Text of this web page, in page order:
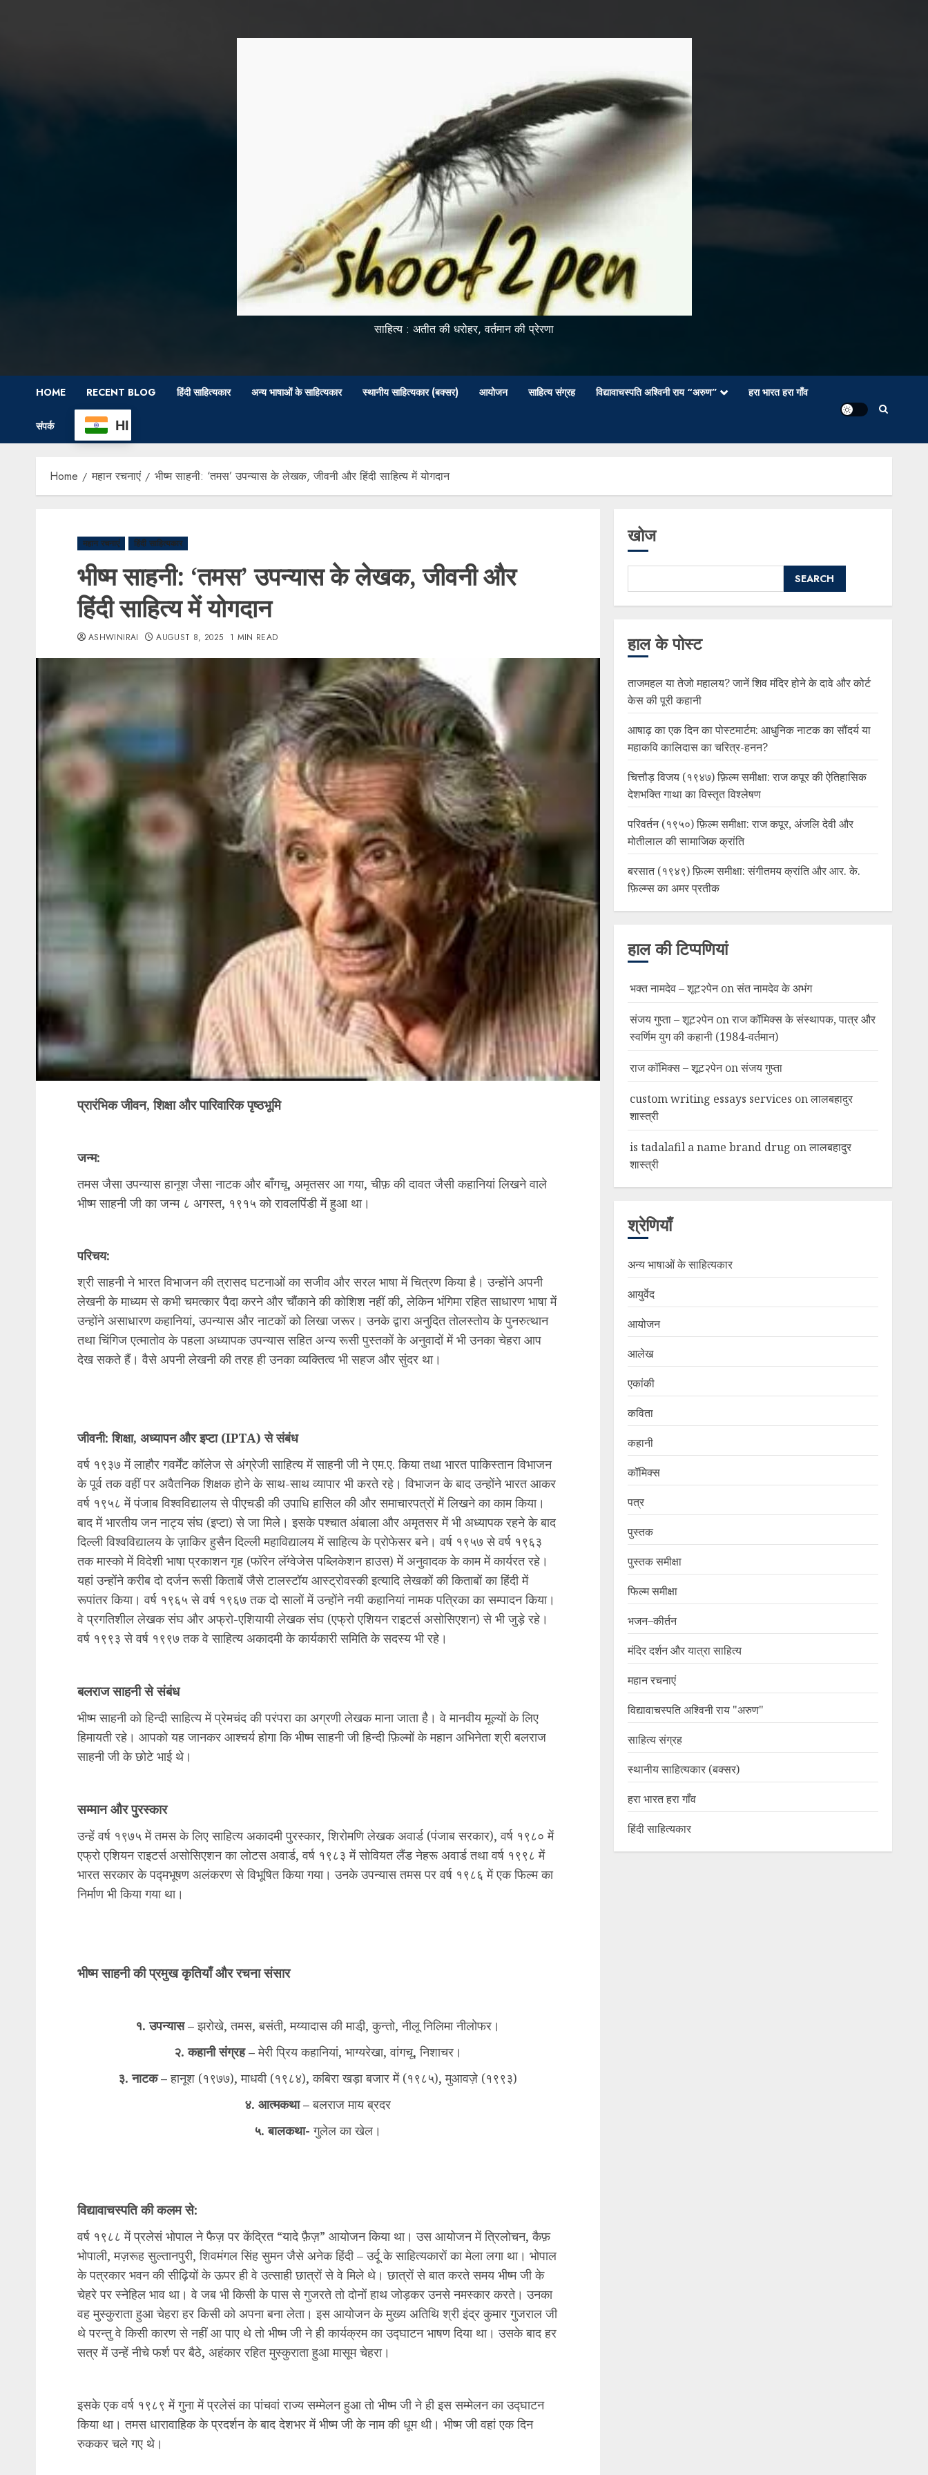
साहित्य : अतीत की धरोहर, वर्तमान की प्रेरणा
HOME RECENT BLOG हिंदी साहित्यकार अन्य भाषाओं के साहित्यकार स्थानीय साहित्यकार (बक्सर) आयोजन साहित्य संग्रह विद्यावाचस्पति अश्विनी राय “अरुण” हरा भारत हरा गाँव
संपर्क HI
Home महान रचनाएं भीष्म साहनी: ‘तमस’ उपन्यास के लेखक, जीवनी और हिंदी साहित्य में योगदान
महान रचनाएं हिंदी साहित्यकार
भीष्म साहनी: ‘तमस’ उपन्यास के लेखक, जीवनी और
हिंदी साहित्य में योगदान
ASHWINIRAI AUGUST 8, 2025 1 MIN READ
प्रारंभिक जीवन, शिक्षा और पारिवारिक पृष्ठभूमि
जन्म:
तमस जैसा उपन्यास हानूश जैसा नाटक और बाँगचू, अमृतसर आ गया, चीफ़ की दावत जैसी कहानियां लिखने वाले
भीष्म साहनी जी का जन्म ८ अगस्त, १९१५ को रावलपिंडी में हुआ था।
परिचय:
श्री साहनी ने भारत विभाजन की त्रासद घटनाओं का सजीव और सरल भाषा में चित्रण किया है। उन्होंने अपनी
लेखनी के माध्यम से कभी चमत्कार पैदा करने और चौंकाने की कोशिश नहीं की, लेकिन भंगिमा रहित साधारण भाषा में
उन्होंने असाधारण कहानियां, उपन्यास और नाटकों को लिखा जरूर। उनके द्वारा अनुदित तोलस्तोय के पुनरुत्थान
तथा चिंगिज एत्मातोव के पहला अध्यापक उपन्यास सहित अन्य रूसी पुस्तकों के अनुवादों में भी उनका चेहरा आप
देख सकते हैं। वैसे अपनी लेखनी की तरह ही उनका व्यक्तित्व भी सहज और सुंदर था।
जीवनी: शिक्षा, अध्यापन और इप्टा (IPTA) से संबंध
वर्ष १९३७ में लाहौर गवर्मेंट कॉलेज से अंग्रेजी साहित्य में साहनी जी ने एम.ए. किया तथा भारत पाकिस्तान विभाजन
के पूर्व तक वहीं पर अवैतनिक शिक्षक होने के साथ-साथ व्यापार भी करते रहे। विभाजन के बाद उन्होंने भारत आकर
वर्ष १९५८ में पंजाब विश्वविद्यालय से पीएचडी की उपाधि हासिल की और समाचारपत्रों में लिखने का काम किया।
बाद में भारतीय जन नाट्य संघ (इप्टा) से जा मिले। इसके पश्चात अंबाला और अमृतसर में भी अध्यापक रहने के बाद
दिल्ली विश्वविद्यालय के ज़ाकिर हुसैन दिल्ली महाविद्यालय में साहित्य के प्रोफेसर बने। वर्ष १९५७ से वर्ष १९६३
तक मास्को में विदेशी भाषा प्रकाशन गृह (फॉरेन लॅग्वेजेस पब्लिकेशन हाउस) में अनुवादक के काम में कार्यरत रहे।
यहां उन्होंने करीब दो दर्जन रूसी किताबें जैसे टालस्टॉय आस्ट्रोवस्की इत्यादि लेखकों की किताबों का हिंदी में
रूपांतर किया। वर्ष १९६५ से वर्ष १९६७ तक दो सालों में उन्होंने नयी कहानियां नामक पत्रिका का सम्पादन किया।
वे प्रगतिशील लेखक संघ और अफ्रो-एशियायी लेखक संघ (एफ्रो एशियन राइटर्स असोसिएशन) से भी जुड़े रहे।
वर्ष १९९३ से वर्ष १९९७ तक वे साहित्य अकादमी के कार्यकारी समिति के सदस्य भी रहे।
बलराज साहनी से संबंध
भीष्म साहनी को हिन्दी साहित्य में प्रेमचंद की परंपरा का अग्रणी लेखक माना जाता है। वे मानवीय मूल्यों के लिए
हिमायती रहे। आपको यह जानकर आश्चर्य होगा कि भीष्म साहनी जी हिन्दी फ़िल्मों के महान अभिनेता श्री बलराज
साहनी जी के छोटे भाई थे।
सम्मान और पुरस्कार
उन्हें वर्ष १९७५ में तमस के लिए साहित्य अकादमी पुरस्कार, शिरोमणि लेखक अवार्ड (पंजाब सरकार), वर्ष १९८० में
एफ्रो एशियन राइटर्स असोसिएशन का लोटस अवार्ड, वर्ष १९८३ में सोवियत लैंड नेहरू अवार्ड तथा वर्ष १९९८ में
भारत सरकार के पद्मभूषण अलंकरण से विभूषित किया गया। उनके उपन्यास तमस पर वर्ष १९८६ में एक फिल्म का
निर्माण भी किया गया था।
भीष्म साहनी की प्रमुख कृतियाँ और रचना संसार
१. उपन्यास –झरोखे, तमस, बसंती, मय्यादास की माडी़, कुन्तो, नीलू निलिमा नीलोफर।
२. कहानी संग्रह –मेरी प्रिय कहानियां, भाग्यरेखा, वांगचू, निशाचर।
३. नाटक –हानूश (१९७७), माधवी (१९८४), कबिरा खड़ा बजार में (१९८५), मुआवज़े (१९९३)
४. आत्मकथा –बलराज माय ब्रदर
५. बालकथा- गुलेल का खेल।
विद्यावाचस्पति की कलम से:
वर्ष १९८८ में प्रलेसं भोपाल ने फैज़ पर केंद्रित “यादे फ़ैज़” आयोजन किया था। उस आयोजन में त्रिलोचन, कैफ़
भोपाली, मज़रूह सुल्तानपुरी, शिवमंगल सिंह सुमन जैसे अनेक हिंदी – उर्दू के साहित्यकारों का मेला लगा था। भोपाल
के पत्रकार भवन की सीढ़ियों के ऊपर ही वे उत्साही छात्रों से वे मिले थे। छात्रों से बात करते समय भीष्म जी के
चेहरे पर स्नेहिल भाव था। वे जब भी किसी के पास से गुजरते तो दोनों हाथ जोड़कर उनसे नमस्कार करते। उनका
वह मुस्कुराता हुआ चेहरा हर किसी को अपना बना लेता। इस आयोजन के मुख्य अतिथि श्री इंद्र कुमार गुजराल जी
थे परन्तु वे किसी कारण से नहीं आ पाए थे तो भीष्म जी ने ही कार्यक्रम का उद्घाटन भाषण दिया था। उसके बाद हर
सत्र में उन्हें नीचे फर्श पर बैठे, अहंकार रहित मुस्कुराता हुआ मासूम चेहरा।
इसके एक वर्ष १९८९ में गुना में प्रलेसं का पांचवां राज्य सम्मेलन हुआ तो भीष्म जी ने ही इस सम्मेलन का उद्घाटन
किया था। तमस धारावाहिक के प्रदर्शन के बाद देशभर में भीष्म जी के नाम की धूम थी। भीष्म जी वहां एक दिन
रुककर चले गए थे।
खोज
SEARCH
हाल के पोस्ट
ताजमहल या तेजो महालय? जानें शिव मंदिर होने के दावे और कोर्ट
केस की पूरी कहानी
आषाढ़ का एक दिन का पोस्टमार्टम: आधुनिक नाटक का सौंदर्य या
महाकवि कालिदास का चरित्र-हनन?
चित्तौड़ विजय (१९४७) फ़िल्म समीक्षा: राज कपूर की ऐतिहासिक
देशभक्ति गाथा का विस्तृत विश्लेषण
परिवर्तन (१९५०) फ़िल्म समीक्षा: राज कपूर, अंजलि देवी और
मोतीलाल की सामाजिक क्रांति
बरसात (१९४९) फ़िल्म समीक्षा: संगीतमय क्रांति और आर. के.
फ़िल्म्स का अमर प्रतीक
हाल की टिप्पणियां
भक्त नामदेव – शूट२पेनonसंत नामदेव के अभंग
संजय गुप्ता – शूट२पेनonराज कॉमिक्स के संस्थापक, पात्र और
स्वर्णिम युग की कहानी (1984-वर्तमान)
राज कॉमिक्स – शूट२पेनonसंजय गुप्ता
custom writing essays services onलालबहादुर
शास्त्री
is tadalafil a name brand drug onलालबहादुर
शास्त्री
श्रेणियाँ
अन्य भाषाओं के साहित्यकार
आयुर्वेद
आयोजन
आलेख
एकांकी
कविता
कहानी
कॉमिक्स
पत्र
पुस्तक
पुस्तक समीक्षा
फिल्म समीक्षा
भजन–कीर्तन
मंदिर दर्शन और यात्रा साहित्य
महान रचनाएं
विद्यावाचस्पति अश्विनी राय "अरुण"
साहित्य संग्रह
स्थानीय साहित्यकार (बक्सर)
हरा भारत हरा गाँव
हिंदी साहित्यकार